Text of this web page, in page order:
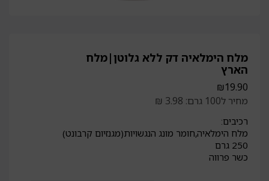
מלח הימלאיה דק ללא גלוטן|מלח
הארץ
₪19.90
מחיר ל100 גרם: 3.98 ₪
רכיבים:
מלח הימלאיה,חומר מונג הנגשויות(מגנזיום קרבונט)
250 גרם
כשר פרווה